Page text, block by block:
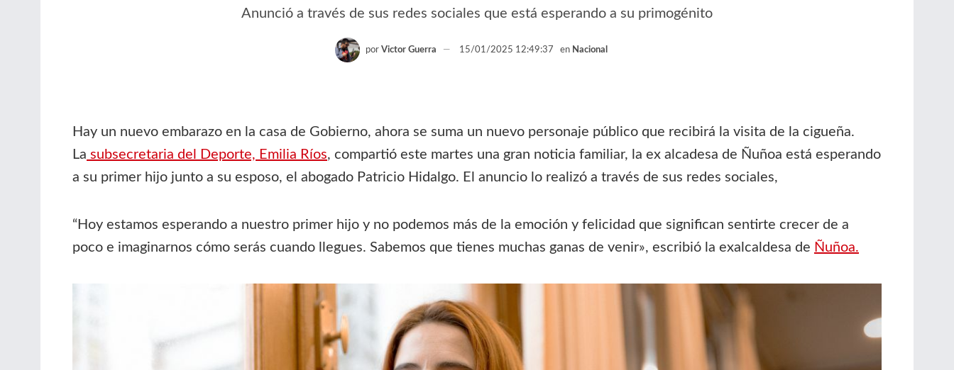
Anunció a través de sus redes sociales que está esperando a su primogénito
por Victor Guerra 15/01/2025 12:49:37 en Nacional
Hay un nuevo embarazo en la casa de Gobierno, ahora se suma un nuevo personaje público que recibirá la visita de la cigueña.
La subsecretaria del Deporte, Emilia Ríos, compartió este martes una gran noticia familiar, la ex alcadesa de Ñuñoa está esperando
a su primer hijo junto a su esposo, el abogado Patricio Hidalgo. El anuncio lo realizó a través de sus redes sociales,
“Hoy estamos esperando a nuestro primer hijo y no podemos más de la emoción y felicidad que significan sentirte crecer de a
poco e imaginarnos cómo serás cuando llegues. Sabemos que tienes muchas ganas de venir», escribió la exalcaldesa de Ñuñoa.